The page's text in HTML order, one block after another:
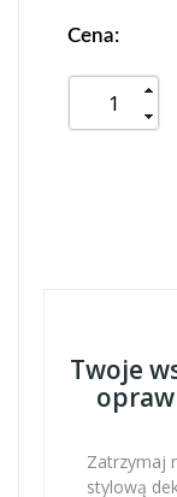
Cena:
Twoje
Zatrzymaj
stylową